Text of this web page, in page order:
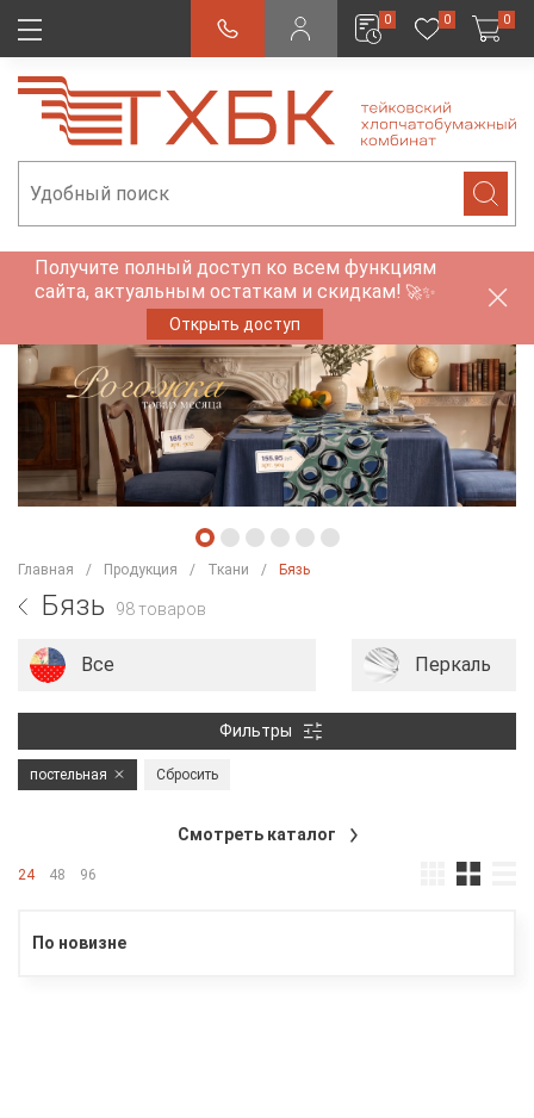
0 0 0
Получите полный доступ ко всем функциям
сайта, актуальным остаткам и скидкам! 🚀✨
Открыть доступ
Главная Продукция Ткани Бязь
Бязь 98 товаров
Все Перкаль
Фильтры
постельная Сбросить
Смотреть каталог
24 48 96
По новизне